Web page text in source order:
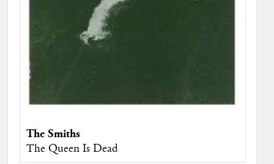
The Smiths
The Queen Is Dead